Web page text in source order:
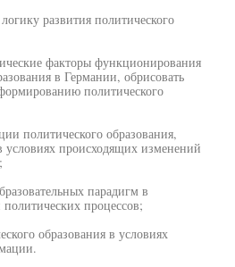
развития политического
факторы функционирования
в Германии, обрисовать
политического
политического образования,
происходящих изменений
парадигм в
процессов;
образования в условиях